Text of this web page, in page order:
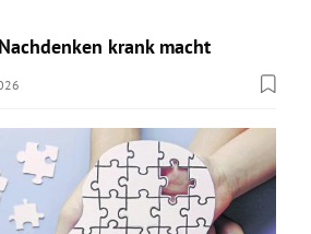
krank macht